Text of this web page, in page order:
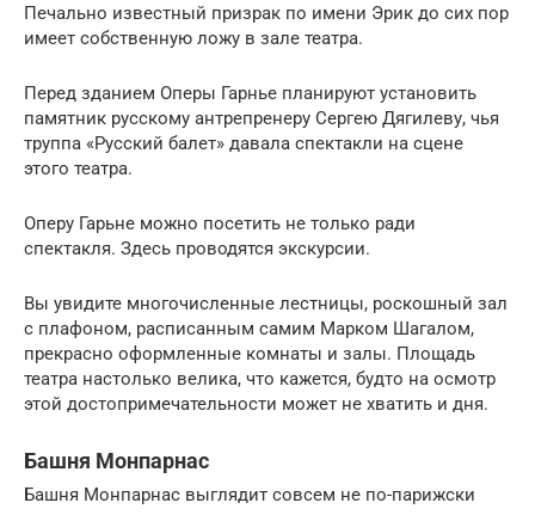
Печально известный призрак по имени Эрик до сих пор
имеет собственную ложу в зале театра.
Перед зданием Оперы Гарнье планируют установить
памятник русскому антрепренеру Сергею Дягилеву, чья
труппа «Русский балет» давала спектакли на сцене
этого театра.
Оперу Гарьне можно посетить не только ради
спектакля. Здесь проводятся экскурсии.
Вы увидите многочисленные лестницы, роскошный зал
с плафоном, расписанным самим Марком Шагалом,
прекрасно оформленные комнаты и залы. Площадь
театра настолько велика, что кажется, будто на осмотр
этой достопримечательности может не хватить и дня.
Башня Монпарнас
Башня Монпарнас выглядит совсем не по-парижски